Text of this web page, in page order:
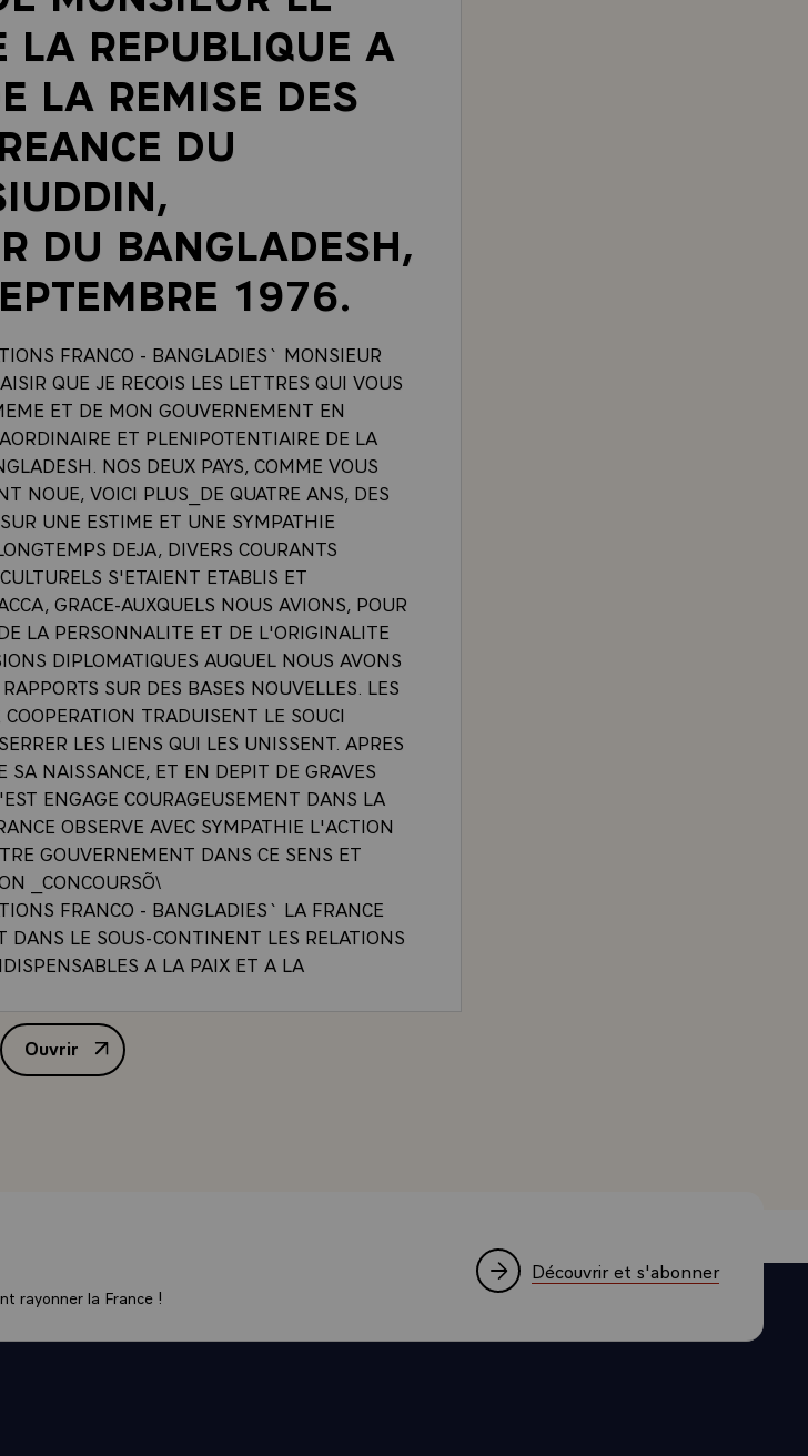
LA REPUBLIQUE A
LA REMISE DES
DU
DU BANGLADESH,
1976.
FRANCO - BANGLADIES` MONSIEUR
QUE JE RECOIS LES LETTRES QUI VOUS
ET DE MON GOUVERNEMENT EN
ET PLENIPOTENTIAIRE DE LA
NOS DEUX PAYS, COMME VOUS
NOUE, VOICI PLUS_DE QUATRE ANS, DES
UNE ESTIME ET UNE SYMPATHIE
DEJA, DIVERS COURANTS
S'ETAIENT ETABLIS ET
GRACE-AUXQUELS NOUS AVIONS, POUR
LA PERSONNALITE ET DE L'ORIGINALITE
DIPLOMATIQUES AUQUEL NOUS AVONS
SUR DES BASES NOUVELLES. LES
TRADUISENT LE SOUCI
LES LIENS QUI LES UNISSENT. APRES
SA NAISSANCE, ET EN DEPIT DE GRAVES
ENGAGE COURAGEUSEMENT DANS LA
OBSERVE AVEC SYMPATHIE L'ACTION
GOUVERNEMENT DANS CE SENS ET
_CONCOURSÕ\
FRANCO - BANGLADIES` LA FRANCE
DANS LE SOUS-CONTINENT LES RELATIONS
A LA PAIX ET A LA
DEPLOYES PAR VOTRE PAYS POUR
SES RELATIONS
LE MONDE LA PLACE QUI LUI REVIENT.
DANS L'EXERCIE DE VOS FONCTIONS, TANT
GOUVERNEMENT, TOUTE L'AIDE ET LA
Ouvrir
ALLOCUTION DE MONSIEUR LE PRESIDENT DE LA REPUBLIQUE A L'OCCASION
rayonner la France !
Découvrir et s'abonner